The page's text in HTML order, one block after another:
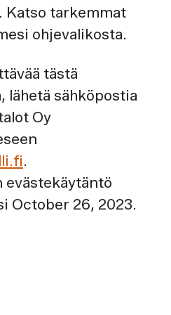
Katso tarkemmat
ohjevalikosta.
tästä
lähetä sähköpostia
Oy
.
evästekäytäntö
October 26, 2023.